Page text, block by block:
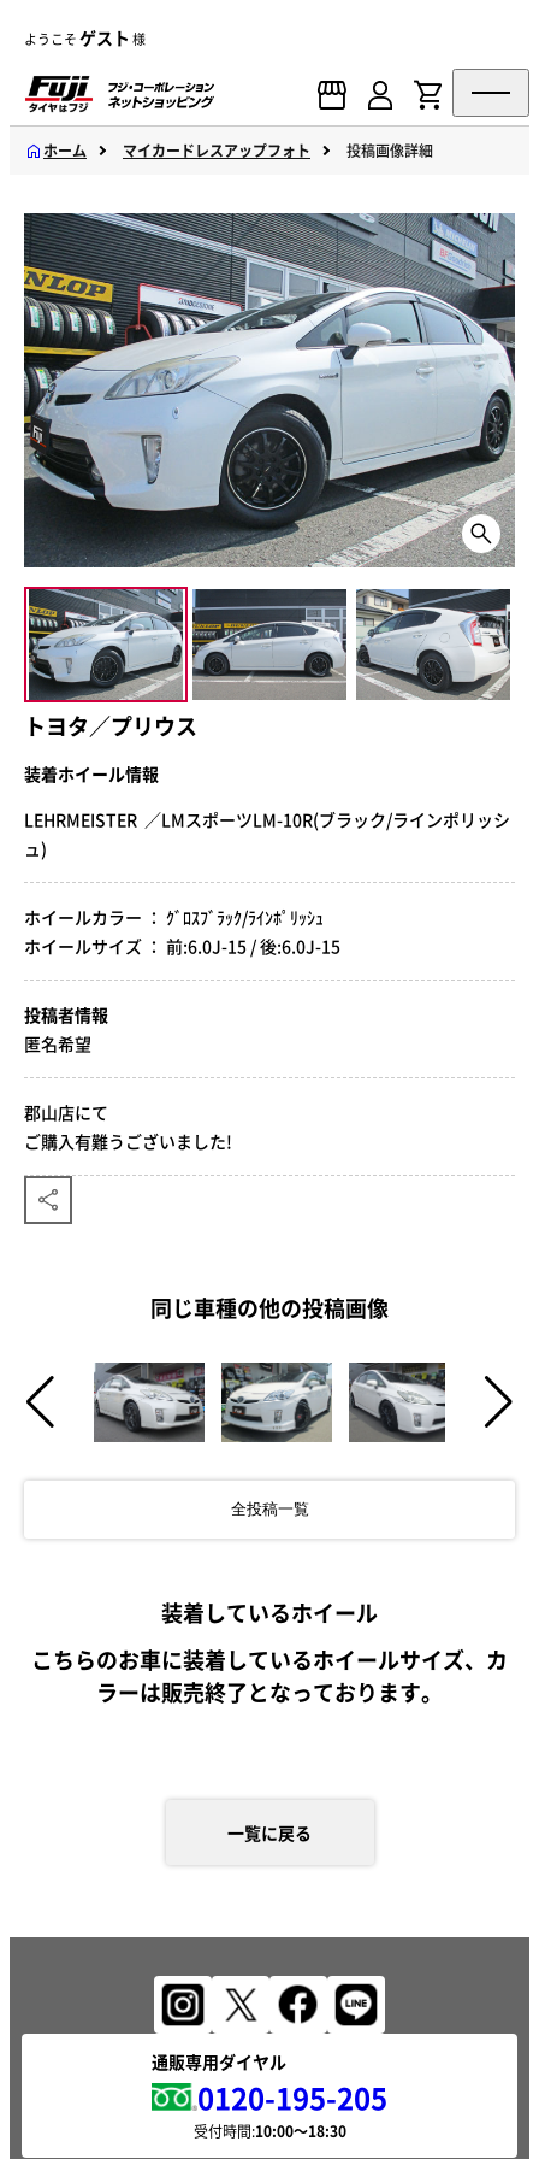
ようこそゲスト 様
ホーム マイカードレスアップフォト 投稿画像詳細
トヨタ／プリウス
装着ホイール情報
LEHRMEISTER ／LMスポーツLM-10R(ブラック/ラインポリッシ
ュ)
ホイールカラー ： ｸﾞﾛｽﾌﾞﾗｯｸ/ﾗｲﾝﾎﾟﾘｯｼｭ
ホイールサイズ ： 前:6.0J-15 / 後:6.0J-15
投稿者情報
匿名希望
郡山店にて
ご購入有難うございました!
同じ車種の他の投稿画像
全投稿一覧
装着しているホイール
こちらのお車に装着しているホイールサイズ、カ
ラーは販売終了となっております。
一覧に戻る
通販専用ダイヤル
0120-195-205
受付時間: